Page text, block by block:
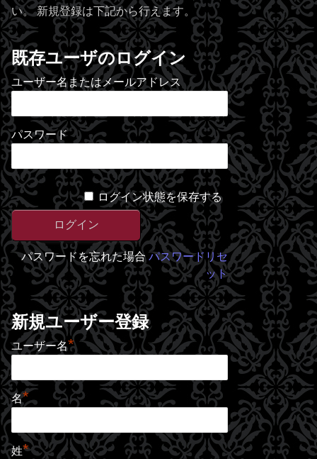
い。 新規登録は下記から行えます。
既存ユーザのログイン
ユーザー名またはメールアドレス
パスワード
ログイン状態を保存する
パスワードを忘れた場合パスワードリセ
ット
新規ユーザー登録
ユーザー名*
名*
姓*